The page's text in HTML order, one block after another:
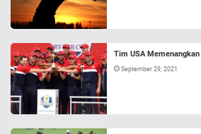
Tim USA
September 29, 2021